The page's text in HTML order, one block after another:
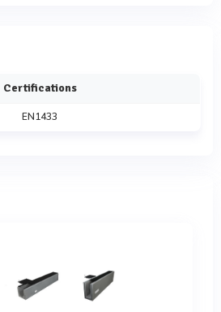
Certifications
EN1433